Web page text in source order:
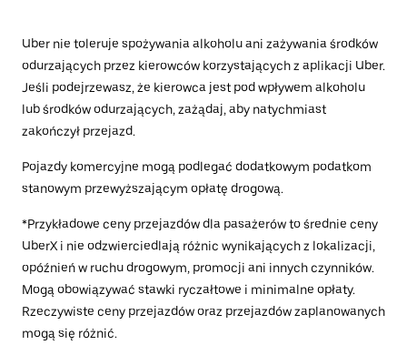
Uber nie toleruje spożywania alkoholu ani zażywania środków
odurzających przez kierowców korzystających z aplikacji Uber.
Jeśli podejrzewasz, że kierowca jest pod wpływem alkoholu
lub środków odurzających, zażądaj, aby natychmiast
zakończył przejazd.
Pojazdy komercyjne mogą podlegać dodatkowym podatkom
stanowym przewyższającym opłatę drogową.
*Przykładowe ceny przejazdów dla pasażerów to średnie ceny
UberX i nie odzwierciedlają różnic wynikających z lokalizacji,
opóźnień w ruchu drogowym, promocji ani innych czynników.
Mogą obowiązywać stawki ryczałtowe i minimalne opłaty.
Rzeczywiste ceny przejazdów oraz przejazdów zaplanowanych
mogą się różnić.